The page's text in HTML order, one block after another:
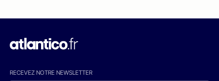
RECEVEZ NOTRE NEWSLETTER